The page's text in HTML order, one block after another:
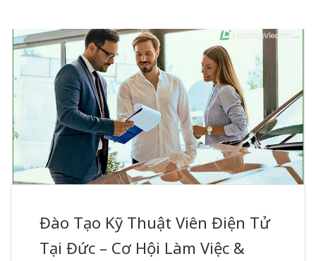
Đào Tạo Kỹ Thuật Viên Điện Tử
Tại Đức – Cơ Hội Làm Việc &